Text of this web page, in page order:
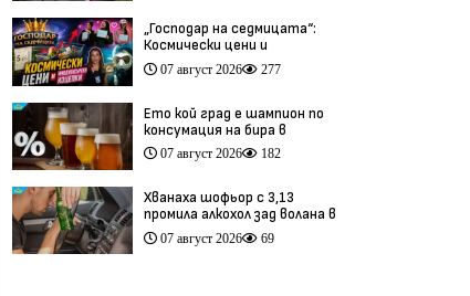
„Господар на седмицата“:
Космически цени и
инфлуенсърски изцепки
(видео)
07 август 2026 277
Ето кой град е шампион по
консумация на бира в
България
07 август 2026 182
Хванаха шофьор с 3,13
промила алкохол зад волана в
София07 август 2026 69